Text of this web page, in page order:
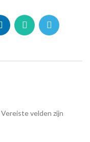
Vereiste velden zijn